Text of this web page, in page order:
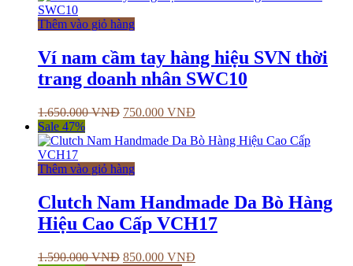
Thêm vào giỏ hàng
Ví nam cầm tay hàng hiệu SVN thời
trang doanh nhân SWC10
1.650.000VNĐ 750.000 VNĐ
Sale 47%
Thêm vào giỏ hàng
Clutch Nam Handmade Da Bò Hàng
Hiệu Cao Cấp VCH17
1.590.000VNĐ 850.000 VNĐ